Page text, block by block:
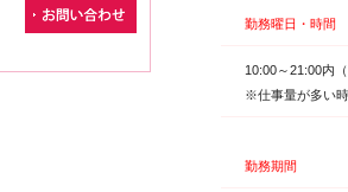
勤務曜日・時間
10:00～21:00内
※仕事量が多い
勤務期間